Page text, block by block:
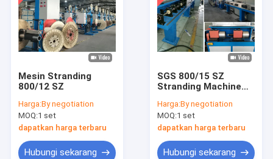
Mesin Stranding
800/12 SZ
Harga:By negotiation
MOQ:1 set
dapatkan harga terbaru
Hubungi sekarang
SGS 800/15 SZ
Stranding Machine
Tabung Longgar
Multi Strand
Harga:By negotiation
MOQ:1 set
dapatkan harga terbaru
Hubungi sekarang